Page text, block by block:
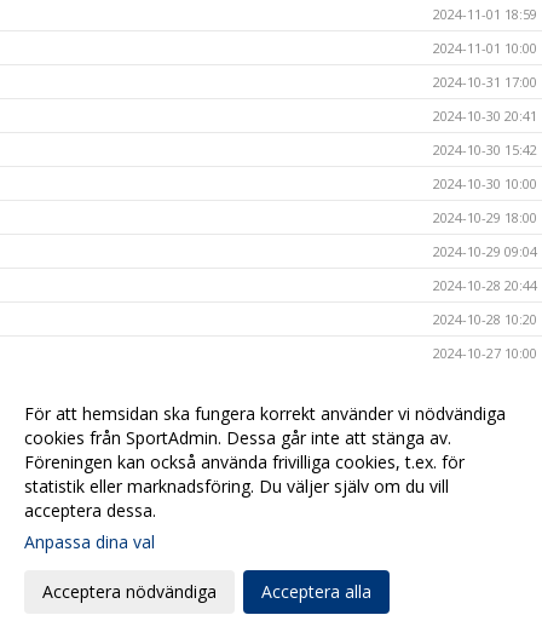
2024-11-01 18:59
2024-11-01 10:00
2024-10-31 17:00
2024-10-30 20:41
2024-10-30 15:42
2024-10-30 10:00
2024-10-29 18:00
2024-10-29 09:04
2024-10-28 20:44
2024-10-28 10:20
2024-10-27 10:00
2024-10-25 10:00
2024-10-24 17:00
2024-10-23 14:00
För att hemsidan ska fungera korrekt använder vi nödvändiga
cookies från SportAdmin. Dessa går inte att stänga av.
Föreningen kan också använda frivilliga cookies, t.ex. för
statistik eller marknadsföring. Du väljer själv om du vill
acceptera dessa.
Anpassa dina val
Acceptera nödvändiga Acceptera alla